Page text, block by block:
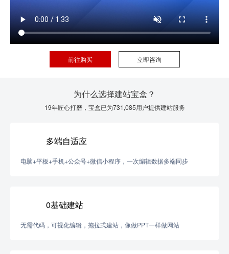
前往购买 立即咨询
为什么选择建站宝盒？
19年匠心打磨，宝盒已为731,085用户提供建站服务
多端自适应
电脑+平板+手机+公众号+微信小程序，一次编辑数据多端同步
0基础建站
无需代码，可视化编辑，拖拉式建站，像做PPT一样做网站